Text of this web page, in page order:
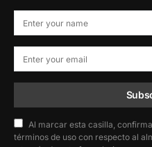
Al marcar esta casilla,
términos de uso con respecto al